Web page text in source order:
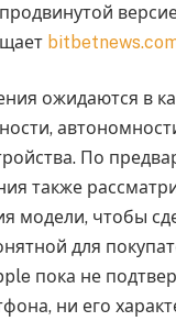
ожидаются в
По
также
модели, чтобы
для
пока не
ни его